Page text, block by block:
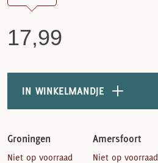
17,99
IN WINKELMANDJE
Groningen
Niet op voorraad
Amersfoort
Niet op voorraad